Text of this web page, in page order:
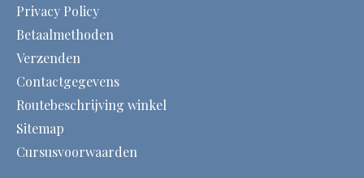
Privacy Policy
Betaalmethoden
Verzenden
Contactgegevens
Routebeschrijving winkel
Sitemap
Cursusvoorwaarden